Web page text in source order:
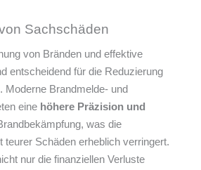
Sachschäden
von Bränden und effektive
entscheidend für die Reduzierung
Moderne Brandmelde- und
eine höhere Präzision und
was die
teurer Schäden erheblich verringert.
nur die finanziellen Verluste